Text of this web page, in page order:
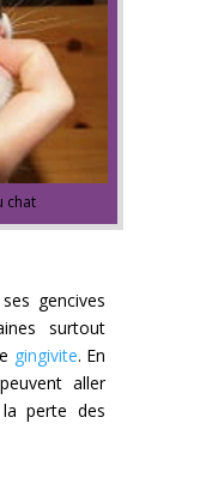
chat
gencives
surtout
gingivite. En
aller
la perte des